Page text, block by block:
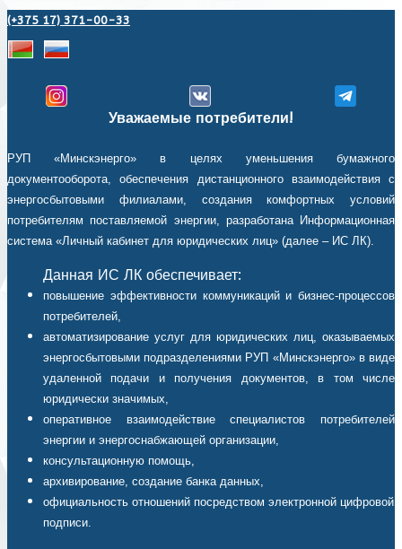
(+375 17) 371-00-33
Уважаемые потребители!
РУП «Минскэнерго» в целях уменьшения бумажного
документооборота, обеспечения дистанционного взаимодействия с
энергосбытовыми филиалами, создания комфортных условий
потребителям поставляемой энергии, разработана Информационная
система «Личный кабинет для юридических лиц» (далее – ИС ЛК).
Данная ИС ЛК обеспечивает:
повышение эффективности коммуникаций и бизнес-процессов
потребителей,
автоматизирование услуг для юридических лиц, оказываемых
энергосбытовыми подразделениями РУП «Минскэнерго» в виде
удаленной подачи и получения документов, в том числе
юридически значимых,
оперативное взаимодействие специалистов потребителей
энергии и энергоснабжающей организации,
консультационную помощь,
архивирование, создание банка данных,
официальность отношений посредством электронной цифровой
подписи.